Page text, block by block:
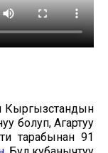
Кыргызстандын
болуп, Агартуу
тарабынан 91